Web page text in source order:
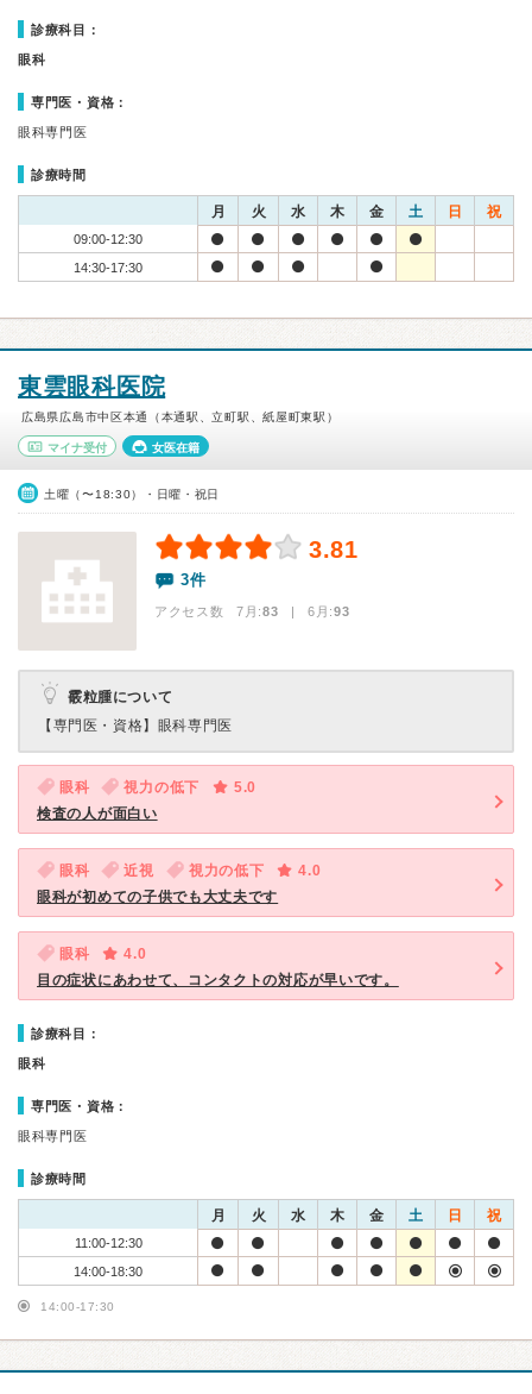
診療科目：
眼科
専門医・資格：
眼科専門医
診療時間
月 火 水 木 金 土 日 祝
09:00-12:30
14:30-17:30
東雲眼科医院
広島県広島市中区本通（本通駅、立町駅、紙屋町東駅）
マイナ受付 女医在籍
土曜（〜18:30）・日曜・祝日
3.81
3件
アクセス数 7月:83 | 6月:93
霰粒腫について
【専門医・資格】 眼科専門医
眼科 視力の低下
5.0
検査の人が面白い
眼科 近視 視力の低下
4.0
眼科が初めての子供でも大丈夫です
眼科
4.0
目の症状にあわせて、コンタクトの対応が早いです。
診療科目：
眼科
専門医・資格：
眼科専門医
診療時間
月 火 水 木 金 土 日 祝
11:00-12:30
14:00-18:30
14:00-17:30